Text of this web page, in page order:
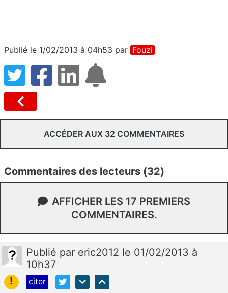
Publié le 1/02/2013 à 04h53 par Fouzi
ACCÉDER AUX 32 COMMENTAIRES
Commentaires des lecteurs (32)
AFFICHER LES 17 PREMIERS
COMMENTAIRES.
Publié par eric2012 le 01/02/2013 à
10h37
!
citer